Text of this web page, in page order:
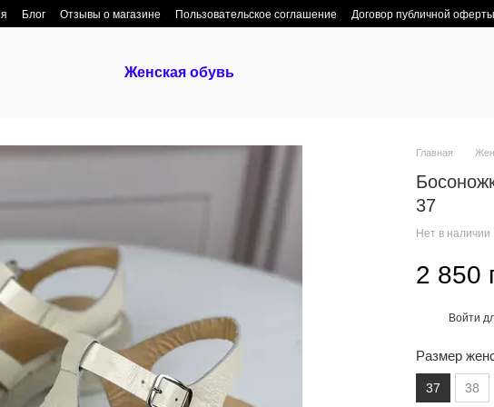
Блог Отзывы о магазине Пользовательское соглашение Договор публичной оферты
Женская обувь
Главная
37
Нет в наличии
2 850
Войти
Размер
37 38